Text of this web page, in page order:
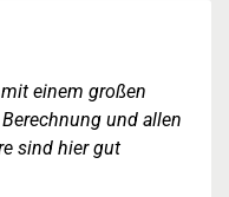
einem großen
und allen
sind hier gut